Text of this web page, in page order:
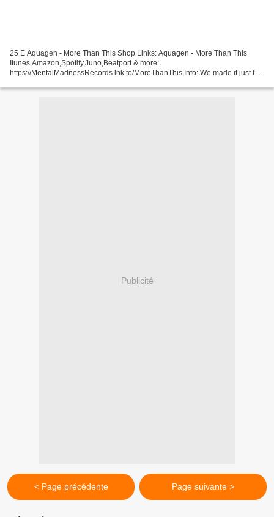
25 E Aquagen - More Than This Shop Links: Aquagen - More Than This
Itunes,Amazon,Spotify,Juno,Beatport & more:
https://MentalMadnessRecords.lnk.to/MoreThanThis Info: We made it just for
Publicité
< Page précédente Page suivante >